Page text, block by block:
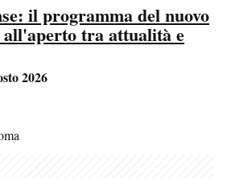
il programma del nuovo
tra attualità e
2026